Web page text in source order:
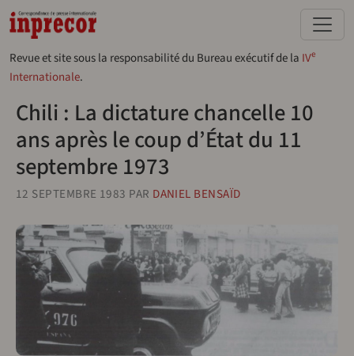
Aller au contenu principal
Revue et site sous la responsabilité du Bureau exécutif de la IVe
Internationale.
Chili : La dictature chancelle 10
ans après le coup d’État du 11
septembre 1973
12 SEPTEMBRE 1983 PAR DANIEL BENSAÏD